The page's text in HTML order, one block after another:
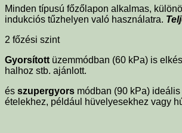
Minden típusú főzőlapon alkalmas,
indukciós tűzhelyen való használatra.
2 főzési szint
Gyorsított üzemmódban (60 kPa) is
halhoz stb. ajánlott.
és szupergyors módban (90 kPa)
ételekhez, például hüvelyesekhez vagy